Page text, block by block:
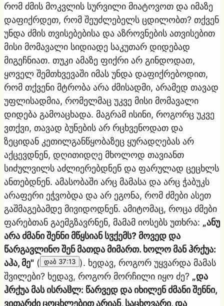
რომ ძმის მოკვლის სურვილი მიატოვოთ და იმაზე
დაფიქრდეთ, რომ შეუძლებელს ცდილობთ? თქვენ
უნდა ძმის თვისებებისა და აზროვნების ათვისებით
მისი მომავალი სიდიადე საკუთარ დიდებად
მიგეჩნიათ. თუკი ამაზე ფიქრი არ გინდოდათ,
ყოველ შემთხვევაში იმას უნდა დაფიქრებოდით,
რომ თქვენი მტრობა არა ძმისადმი, არამედ თავად
უფლისადმია, რომელმაც უკვე მისი მომავალი
დიდება გამოაცხადა. მაგრამ ისინი, როგორც უკვე
ვთქვი, თავად ბუნების არ რცხვენოდათ და
ზეციდან კეთილგანწყობაზეც ყურადღებას არ
აქცევდნენ, დღითიდღე მხოლოდ თავიანთ
სიძულვილს აძლიერებდნენ და ფარულად ცეცხლს
ანთებდნენ. ამასობაში არც მამასა და არც ჭაბუკს
არაფერი ეჭვობდა და არ ეგონა, რომ ძმები ასეთ
გაშმაგებამდე მივიდოდნენ. ამიტომაც, როცა ძმები
ფარებთან გაემგზავრნენ, მამამ იოსებს უთხრა: „ანუ
არა ძმანი შენნი მწყსიან სჳქემს? მოვედ და
წარგავლინო შენ მათდა მიმართ. ხოლო მან ჰრქუა:
აჰა, მე" ( დაბ 37:13 ). ხედავ, როგორ უყვარდა მამას
შვილები? ხედავ, როგორ მორჩილი იყო ძე? „და
ჰრქუა მას ისრაჱლ: წარვედ და იხილენ ძმანი შენნი,
ვითარძი ცოცხლებით არიან, საცხოვარი, და